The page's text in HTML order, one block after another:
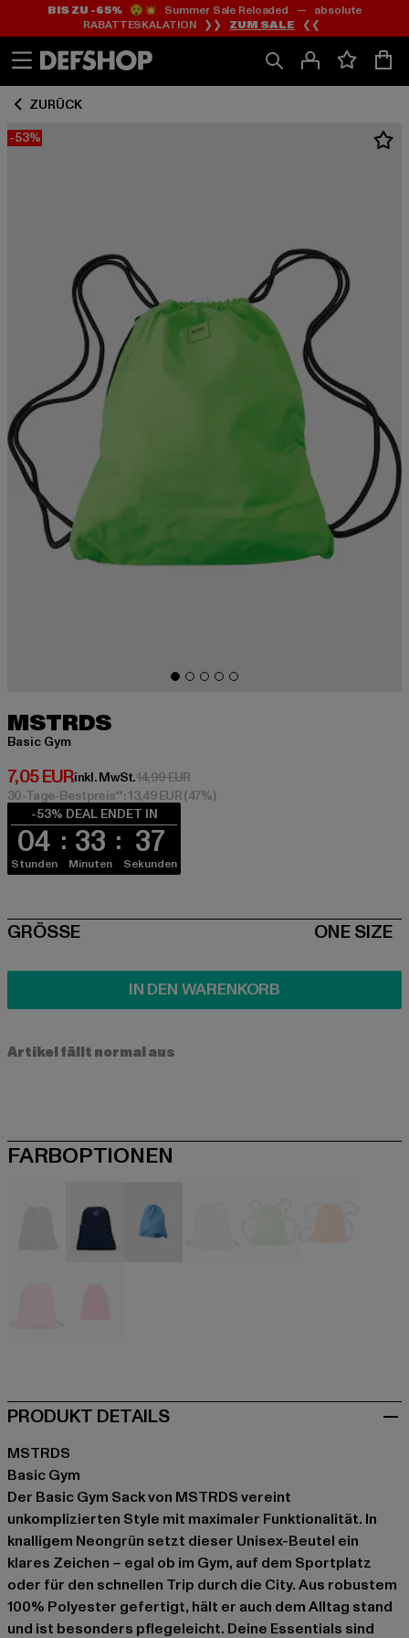
Zum
Inhalt
springen
Zum
Fußzeile
springen
BIS ZU -65%😲💥 Summer Sale Reloaded — absolute
RABATTESKALATION ❯❯ ZUM SALE ❮❮
ZURÜCK
-53%
MSTRDS
Basic Gym
7,05 EUR
Derzeitiger Preis: 7,05 EUR
inkl. MwSt.14,99 EURAktionspreis: 14,99 EUR
30-Tage-Bestpreis**: 13,49 EUR(47%)
-53% DEAL ENDET IN
04
Stunden
33
Minuten
36
Sekunden
SIZE
GRÖSSE ONE SIZE
IN DEN WARENKORB
Artikel fällt normal aus
FARBOPTIONEN
PRODUKT DETAILS
MSTRDS
Basic Gym
Der Basic Gym Sack von MSTRDS vereint
unkomplizierten Style mit maximaler Funktionalität. In
knalligem Neongrün setzt dieser Unisex-Beutel ein
klares Zeichen – egal ob im Gym, auf dem Sportplatz
oder für den schnellen Trip durch die City. Aus robustem
100% Polyester gefertigt, hält er auch dem Alltag stand
und ist besonders pflegeleicht. Deine Essentials sind